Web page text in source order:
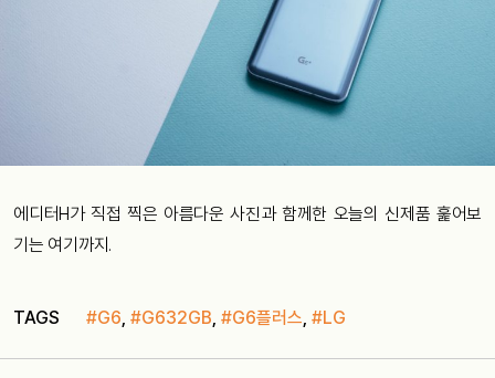
에디터H가 직접 찍은 아름다운 사진과 함께한 오늘의 신제품 훑어보
기는 여기까지.
TAGS #G6 #G632GB #G6플러스 #LG